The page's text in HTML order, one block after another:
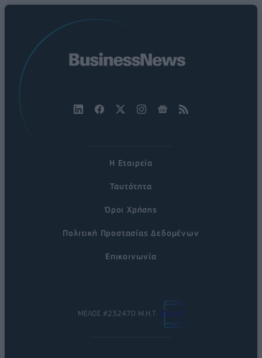
Η Εταιρεία
Ταυτότητα
Όροι Χρήσης
Πολιτική Προστασίας Δεδομένων
Επικοινωνία
ΜΕΛΟΣ #232470 Μ.Η.Τ.